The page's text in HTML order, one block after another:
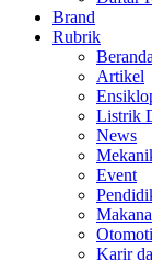
Brand
Rubrik
Artikel
Listrik
News
Event
Karir